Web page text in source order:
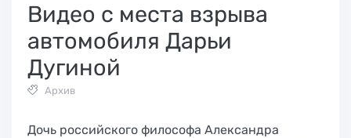
Видео с места взрыва
автомобиля Дарьи
Дугиной
Архив
Дочь российского философа Александра